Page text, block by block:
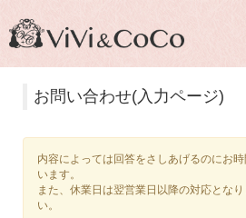
お問い合わせ(入力ページ)
内容によっては回答をさしあげるのにお
います。
また、休業日は翌営業日以降の対応とな
い。